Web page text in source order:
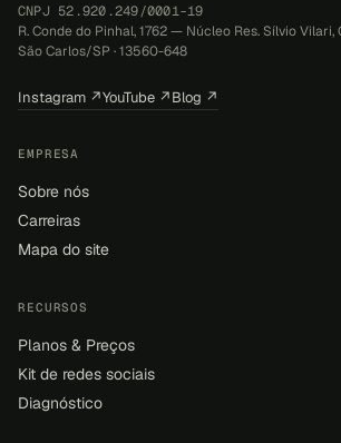
CNPJ 52.920.249/0001-19
R. Conde do Pinhal, 1762 — Núcleo Res. Sílvio Vilari,
São Carlos/SP · 13560-648
Instagram ↗YouTube ↗Blog ↗
EMPRESA
Sobre nós
Carreiras
Mapa do site
RECURSOS
Planos & Preços
Kit de redes sociais
Diagnóstico